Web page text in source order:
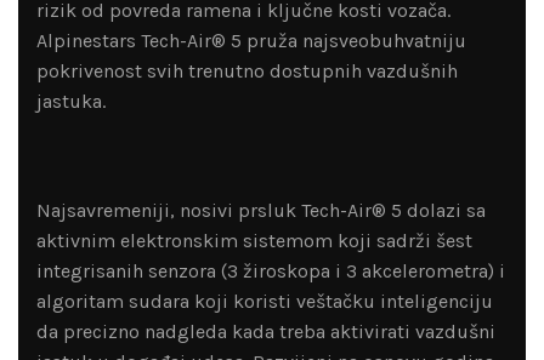
rizik od povreda ramena i ključne kosti vozača.
Alpinestars Tech-Air® 5 pruža najsveobuhvatniju
pokrivenost svih trenutno dostupnih vazdušnih
jastuka.
Najsavremeniji, nosivi prsluk Tech-Air® 5 dolazi sa
aktivnim elektronskim sistemom koji sadrži šest
integrisanih senzora (3 žiroskopa i 3 akcelerometra) i
algoritam sudara koji koristi veštačku inteligenciju
da precizno nadgleda kada treba aktivirati vazdušni